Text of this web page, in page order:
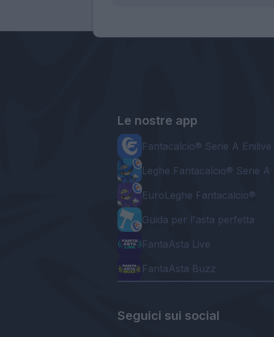
Le nostre app
Fantacalcio® Serie A Enilive
Leghe Fantacalcio® Serie A
EuroLeghe Fantacalcio®
Guida per l'asta perfetta
FantaAsta Live
FantaAsta Buzz
Seguici sui social